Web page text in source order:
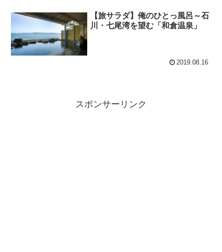
【旅サラダ】俺のひとっ風呂～石
川・七尾湾を望む「和倉温泉」
2019.08.16
スポンサーリンク